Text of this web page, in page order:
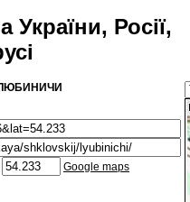
Росії,
Google maps